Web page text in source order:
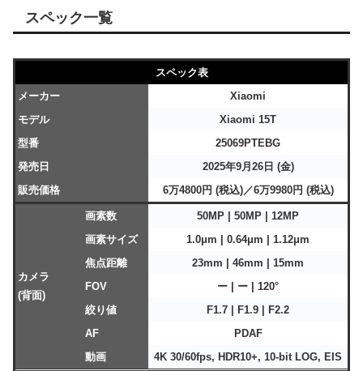
スペック一覧
スペック表
メーカー
Xiaomi
モデル
Xiaomi 15T
型番
25069PTEBG
発売日
2025年9月26日 (金)
販売価格
6万4800円 (税込)／6万9980円 (税込)
カメラ
(背面)
画素数
50MP | 50MP | 12MP
画素サイズ
1.0μm | 0.64μm | 1.12μm
焦点距離
23mm | 46mm | 15mm
FOV
ー | ー | 120°
絞り値
F1.7 | F1.9 | F2.2
AF
PDAF
動画
4K 30/60fps, HDR10+, 10-bit LOG, EIS